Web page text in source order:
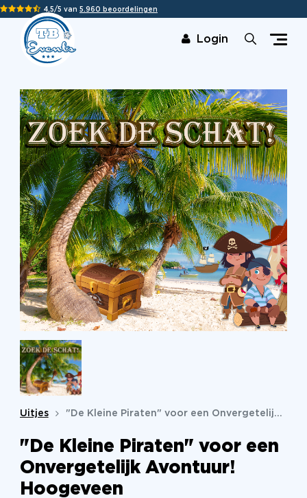
4,5/5 van 5.960 beoordelingen
Login
Uitjes "De Kleine Piraten" voor een Onvergetelijk Avontuur!
"De Kleine Piraten" voor een
Onvergetelijk Avontuur!
Hoogeveen